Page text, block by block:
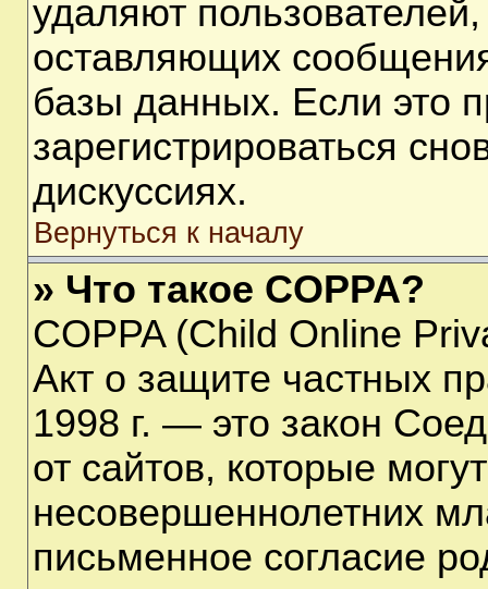
удаляют
оставляющих
базы данных. Если это
зарегистрироваться
дискуссиях.
Вернуться к началу
» Что такое COPPA?
COPPA (Child Online
Акт о защите частных
1998 г. — это закон
от сайтов, которые
несовершеннолетних
письменное согласие